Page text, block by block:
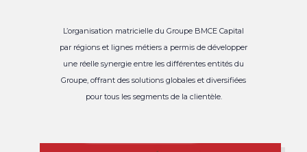
L’organisation matricielle du Groupe BMCE Capital
par régions et lignes métiers a permis de développer
une réelle synergie entre les différentes entités du
Groupe, offrant des solutions globales et diversifiées
pour tous les segments de la clientèle.